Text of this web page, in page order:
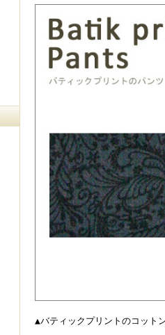
ルチな色合いが可愛い♪
ミラーワーク刺繍 ショ
春夏にオスス
デニムガウ
▲バティックプリントのコット